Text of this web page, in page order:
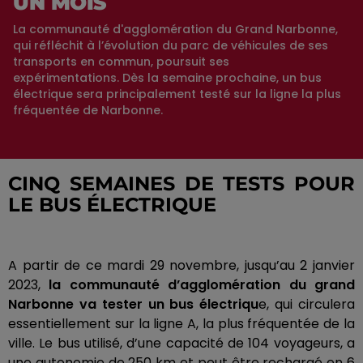
La communauté d'agglomération du Grand Narbonne,
qui réfléchit à l’évolution du parc de véhicules de ses
transports en commun, poursuit ses
expérimentations. Dès la semaine prochaine, un bus
électrique sera principalement testé sur la ligne la plus
fréquentée de Narbonne.
CINQ SEMAINES DE TESTS POUR
LE BUS ÉLECTRIQUE
A partir de ce mardi 29 novembre, jusqu’au 2 janvier
2023, la communauté d’agglomération du grand
Narbonne va tester un bus électrique, qui circulera
essentiellement sur la ligne A, la plus fréquentée de la
ville. Le bus utilisé, d’une capacité de 104 voyageurs, a